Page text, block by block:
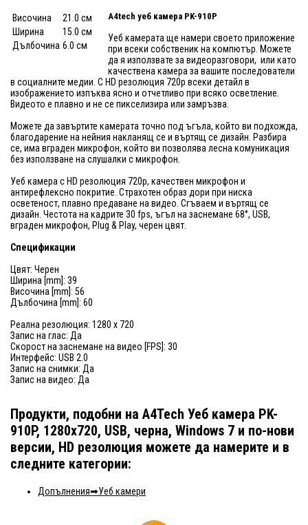
Височина
21.0 см
Ширина
15.0 см
Дълбочина 6.0 см
A4tech уеб камера PK-910P
Уеб камерата ще намери своето приложение
при всеки собственик на компютър. Можете
да я използвате за видеоразговори, или като
качествена камера за вашите последователи
в социалните медии. С HD резолюция 720p всеки детайл в
изображението изпъква ясно и отчетливо при всяко осветление.
Видеото е плавно и не се пикселизира или замръзва.
Можете да завъртите камерата точно под ъгъла, който ви подхожда,
благодарение на нейния накланящ се и въртящ се дизайн. Разбира
се, има вграден микрофон, който ви позволява лесна комуникация
без използване на слушалки с микрофон.
Уеб камера с HD резолюция 720p, качествен микрофон и
антирефлексно покритие. Страхотен образ дори при ниска
осветеност, плавно предаване на видео. Сгъваем и въртящ се
дизайн. Честота на кадрите 30 fps, ъгъл на заснемане 68°, USB,
вграден микрофон, Plug & Play, черен цвят.
Спецификации
Цвят: Черен
Ширина [mm]: 39
Височина [mm]: 56
Дълбочина [mm]: 60
Реална резолюция: 1280 x 720
Запис на глас: Да
Скорост на заснемане на видео [FPS]: 30
Интерфейс: USB 2.0
Запис на снимки: Да
Запис на видео: Да
Продукти, подобни на A4Tech Уеб камера PK-
910P, 1280x720, USB, черна, Windows 7 и по-нови
версии, HD резолюция можете да намерите и в
следните категории:
Допълнения Уеб камери